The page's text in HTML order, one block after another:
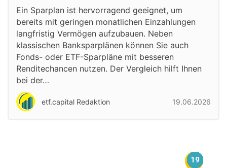
Ein Sparplan ist hervorragend geeignet, um
bereits mit geringen monatlichen Einzahlungen
langfristig Vermögen aufzubauen. Neben
klassischen Banksparplänen können Sie auch
Fonds- oder ETF-Sparpläne mit besseren
Renditechancen nutzen. Der Vergleich hilft Ihnen
bei der…
etf.capital Redaktion 19.06.2026